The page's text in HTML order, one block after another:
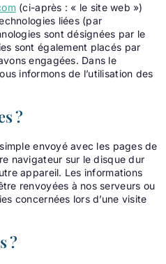
(ci-après : « le site web »)
liées (par
sont désignées par le
sont également placés par
engagées. Dans le
informons de l’utilisation des
?
envoyé avec les pages de
navigateur sur le disque dur
appareil. Les informations
renvoyées à nos serveurs ou
concernées lors d’une visite
?